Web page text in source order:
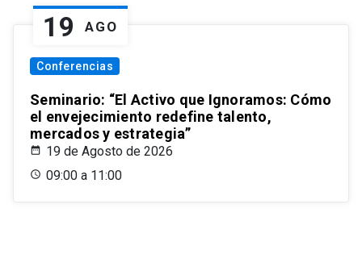
19 AGO
Conferencias
Seminario: “El Activo que Ignoramos: Cómo
el envejecimiento redefine talento,
mercados y estrategia”
19 de Agosto de 2026
09:00 a 11:00